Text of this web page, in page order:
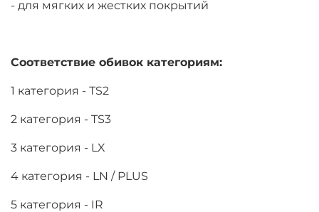
- для мягких и жестких покрытий
Соответствие обивок категориям:
1 категория - TS2
2 категория - TS3
3 категория - LX
4 категория - LN / PLUS
5 категория - IR